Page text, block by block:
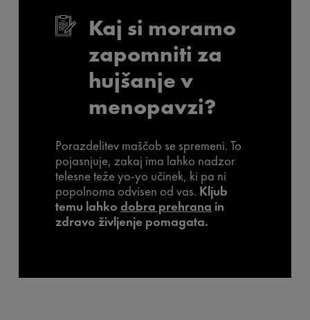
zmanjšanje uporabe soli
Krompirlahko prav tako vključite na tedenski ravni (3
ali 4 porcije na teden, po možnosti svežega), saj ima
visok glikemični indeks
telesne teže
Kaj si moramo
zapomniti za
hujšanje v
menopavzi?
Porazdelitev maščob se spremeni. To
pojasnjuje, zakaj ima lahko nadzor
telesne teže yo-yo učinek, ki pa ni
popolnoma odvisen od vas. Kljub
temu lahko dobra prehrana in
zdravo življenje pomagata.